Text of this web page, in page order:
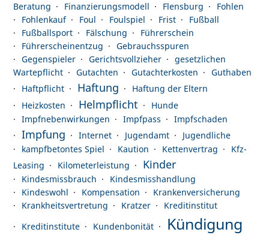
Beratung
Finanzierungsmodell Flensburg
Fohlen
Fohlenkauf
Foul Foulspiel Frist
Fußball
Fußballsport
Fälschung
Führerschein
Führerscheinentzug
Gebrauchsspuren
Gegenspieler
Gerichtsvollzieher
gesetzlichen
Wartepflicht
Gutachten Gutachterkosten
Guthaben
Haftpflicht
Haftung
Haftung der Eltern
Heizkosten
Helmpflicht
Hunde
Impfnebenwirkungen
Impfpass Impfschaden
Impfung Internet Jugendamt
Jugendliche
kampfbetontes Spiel
Kaution Kettenvertrag
Kfz-
Leasing
Kilometerleistung Kinder
Kindesmissbrauch
Kindesmisshandlung
Kindeswohl
Kompensation
Krankenversicherung
Krankheitsvertretung
Kratzer
Kreditinstitut
Kreditinstitute
Kundenbonität Kündigung